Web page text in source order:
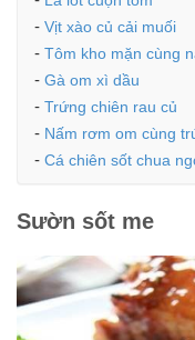
Vịt xào củ cải muối
Tôm kho mặn cùng
Gà om xì dầu
Trứng chiên rau củ
Nấm rơm om cùng
Cá chiên sốt chua
Sườn sốt me